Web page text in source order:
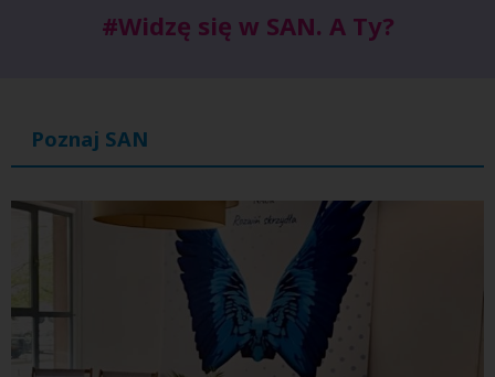
#Widzę się w SAN. A Ty?
Poznaj SAN